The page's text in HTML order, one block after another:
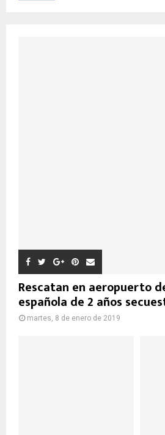
Rescatan en aeropuerto
española de 2 años
martes, 8 de enero de 2019